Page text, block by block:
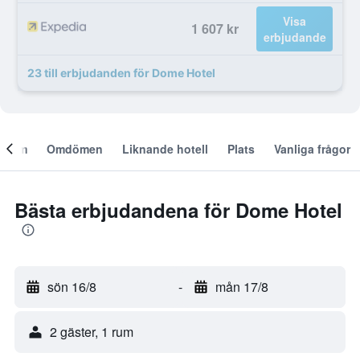
1 607 kr
Visa
erbjudande
23 till erbjudanden för Dome Hotel
Om Omdömen Liknande hotell Plats Vanliga frågor
Bästa erbjudandena för Dome Hotel
sön 16/8 - mån 17/8
2 gäster, 1 rum